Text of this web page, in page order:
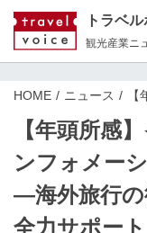
トラベ
観光産業ニ
HOME ニュース
【年頭所感
ンフォメー
―海外旅行の
全力サポート